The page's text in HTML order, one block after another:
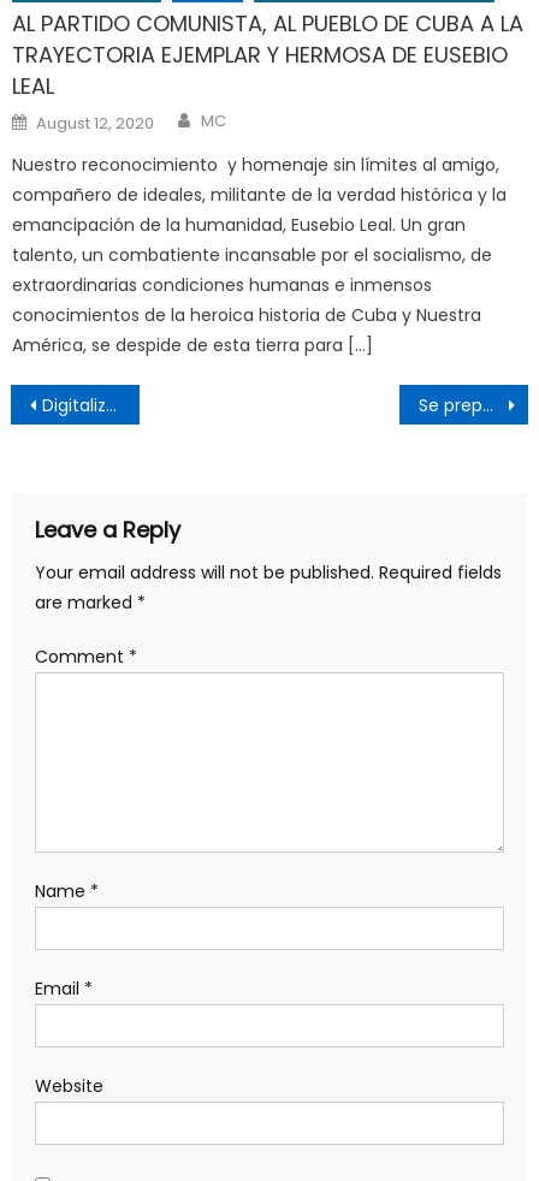
AL PARTIDO COMUNISTA, AL PUEBLO DE CUBA A LA
TRAYECTORIA EJEMPLAR Y HERMOSA DE EUSEBIO
LEAL
Posted
on
August 12, 2020 Author
MC
Nuestro reconocimiento y homenaje sin límites al amigo,
compañero de ideales, militante de la verdad histórica y la
emancipación de la humanidad, Eusebio Leal. Un gran
talento, un combatiente incansable por el socialismo, de
extraordinarias condiciones humanas e inmensos
conocimientos de la heroica historia de Cuba y Nuestra
América, se despide de esta tierra para […]
Post
navigation
Digitalizar la escuela o atender a la ciencia, al planeta y a la precaución Se prepara un futuro de guerras largas
Leave a Reply
Your email address will not be published. Required fields
are marked *
Comment *
Name *
Email *
Website